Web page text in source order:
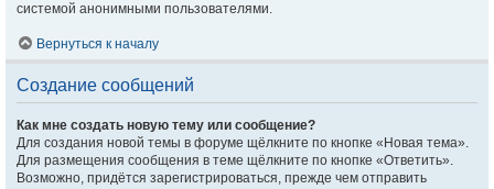
системой анонимными пользователями.
Вернуться к началу
Создание сообщений
Как мне создать новую тему или сообщение?
Для создания новой темы в форуме щёлкните по кнопке «Новая тема».
Для размещения сообщения в теме щёлкните по кнопке «Ответить».
Возможно, придётся зарегистрироваться, прежде чем отправить